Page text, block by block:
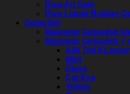
Diva Art Gels
Diva Liquid Builder
Gelpolish
Magnetic Gelpolish
Magnetic Gelpolish 7
Alle 7ml
Mint
Glass
Cat Eye
Yellow